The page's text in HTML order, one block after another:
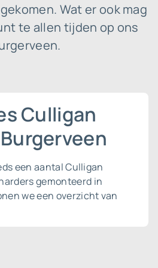
Wat er ook mag
te allen tijden op ons
Culligan
een aantal Culligan
gemonteerd in
we een overzicht van